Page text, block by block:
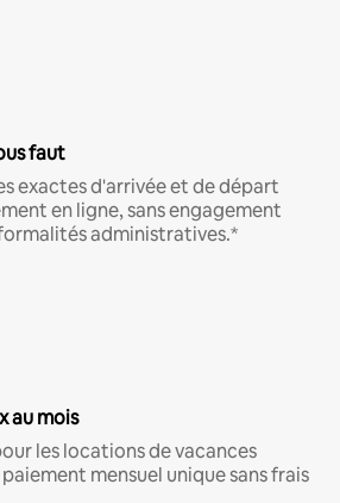
faut
exactes d'arrivée et de départ
en ligne, sans engagement
administratives.*
au mois
les locations de vacances
mensuel unique sans frais